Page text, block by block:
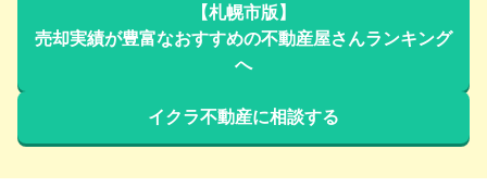
2026年6月
【札幌市版】
売却実績が豊富なおすすめの不動産屋さんランキング
へ
イクラ不動産に相談する